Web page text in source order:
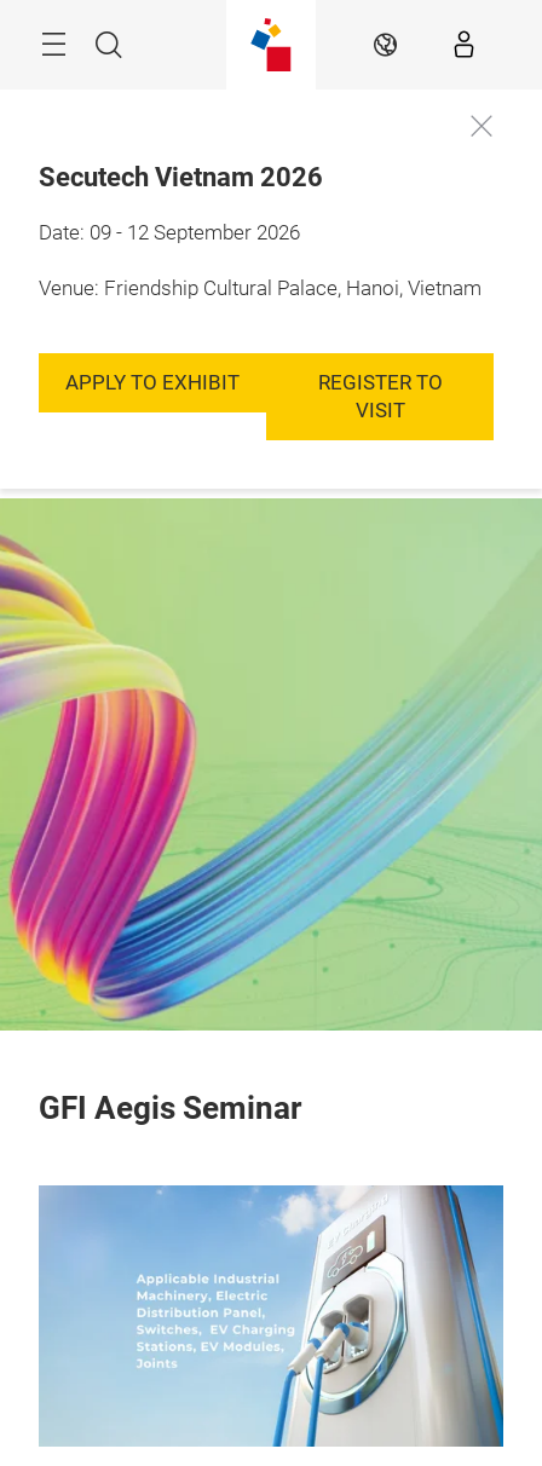
Search EN
Secutech Vietnam 2026
Date: 09 - 12 September 2026
Venue: Friendship Cultural Palace, Hanoi, Vietnam
APPLY TO EXHIBIT
REGISTER TO
VISIT
2026
Register for
badge
GFI Aegis Seminar